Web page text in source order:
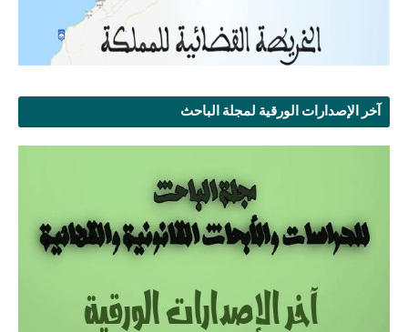
آخر الإصدارات الورقية لمجلة الباحث